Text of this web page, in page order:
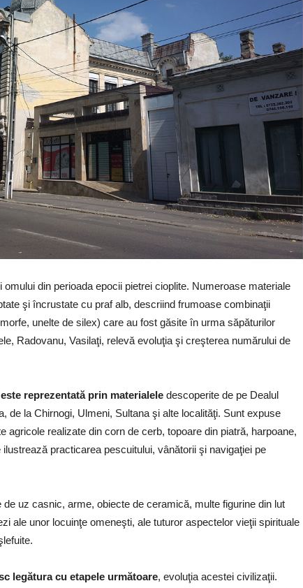
din perioada epocii pietrei cioplite. Numeroase materiale
şi încrustate cu praf alb, descriind frumoase combinaţii
unelte de silex) care au fost găsite în urma săpăturilor
Radovanu, Vasilaţi, relevă evoluţia şi creşterea numărului de
reprezentată prin materialele descoperite de pe Dealul
de la Chirnogi, Ulmeni, Sultana şi alte localităţi. Sunt expuse
agricole realizate din corn de cerb, topoare din piatră, harpoane,
practicarea pescuitului, vânătorii şi navigaţiei pe
de uz casnic, arme, obiecte de ceramică, multe figurine din lut
ale unor locuinţe omeneşti, ale tuturor aspectelor vieţii spirituale
legătura cu etapele următoare, evoluţia acestei civilizaţii.